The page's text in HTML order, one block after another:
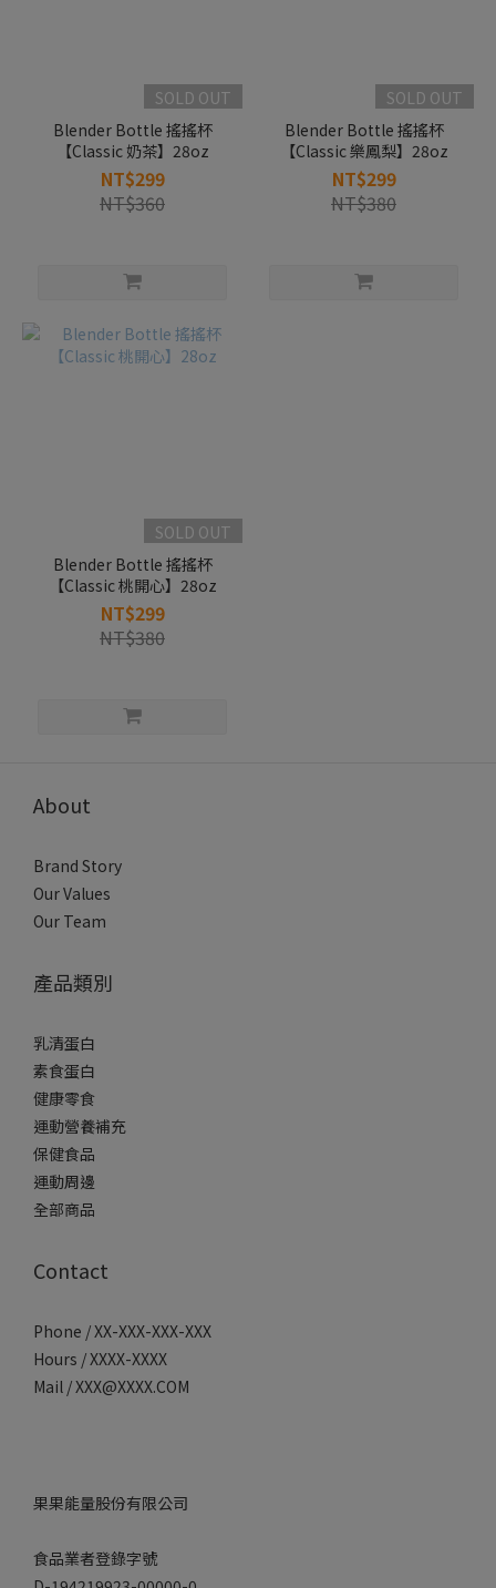
SOLD OUT
Blender Bottle 搖搖杯
【Classic 奶茶】28oz
NT$299
NT$360
SOLD OUT
Blender Bottle 搖搖杯
【Classic 樂鳳梨】28oz
NT$299
NT$380
SOLD OUT
Blender Bottle 搖搖杯
【Classic 桃開心】28oz
NT$299
NT$380
About
Brand Story
Our Values
Our Team
產品類別
乳清蛋白
素食蛋白
健康零食
運動營養補充
保健食品
運動周邊
全部商品
Contact
Phone / XX-XXX-XXX-XXX
Hours / XXXX-XXXX
Mail / XXX@XXXX.COM
果果能量股份有限公司
食品業者登錄字號